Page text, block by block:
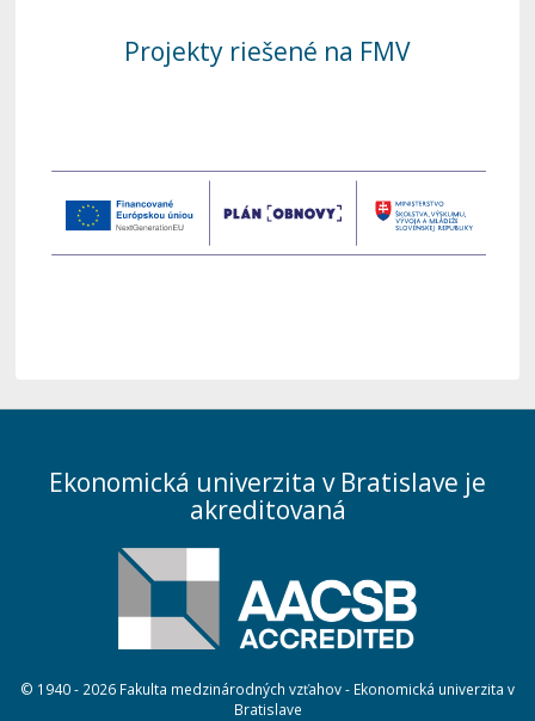
Projekty riešené na FMV
Ekonomická univerzita v Bratislave je
akreditovaná
© 1940 - 2026 Fakulta medzinárodných vzťahov - Ekonomická univerzita v
Bratislave